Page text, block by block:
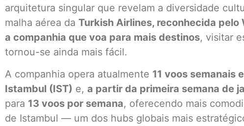
arquitetura singular que revelam a diversidade
malha aérea da Turkish Airlines, reconhecida pelo
a companhia que voa para mais destinos, visitar
tornou-se ainda mais fácil.
A companhia opera atualmente 11 voos semanais
Istambul (IST) e, a partir da primeira semana de
para 13 voos por semana, oferecendo mais
de Istambul — um dos hubs globais mais